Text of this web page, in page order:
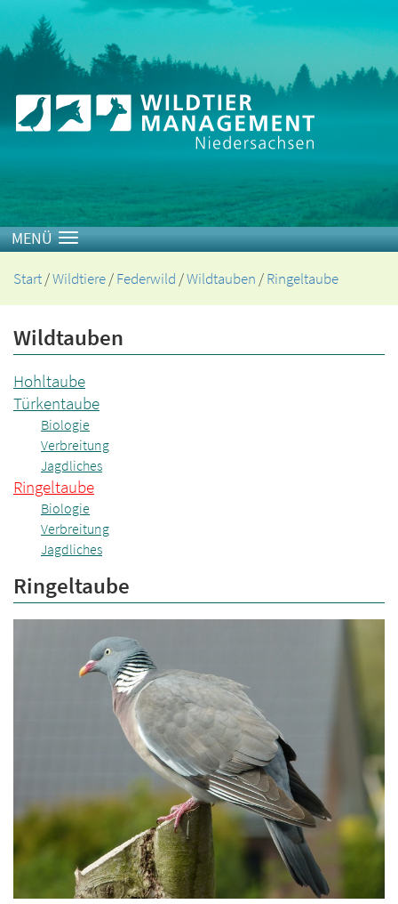
Toggle navigation
Start/Wildtiere/Federwild /Wildtauben /Ringeltaube
Wildtauben
Hohltaube
Türkentaube
Biologie
Verbreitung
Jagdliches
Ringeltaube
Biologie
Verbreitung
Jagdliches
Ringeltaube